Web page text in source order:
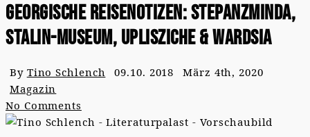
Georgische Reisenotizen: Stepanzminda,
Stalin-Museum, Uplisziche & Wardsia
By Tino Schlench 09.10. 2018
März 4th, 2020
Magazin
No Comments